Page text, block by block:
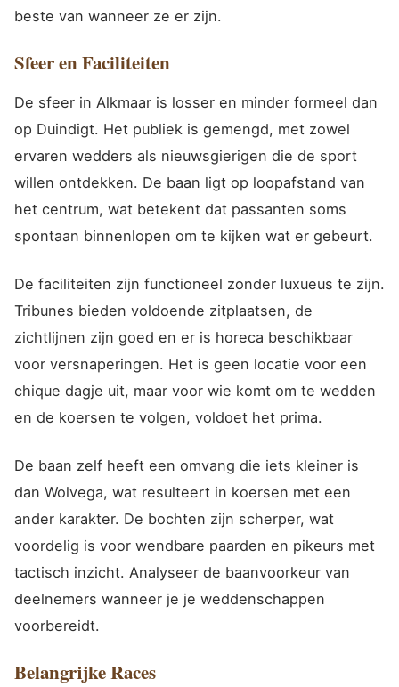
beste van wanneer ze er zijn.
Sfeer en Faciliteiten
De sfeer in Alkmaar is losser en minder formeel dan
op Duindigt. Het publiek is gemengd, met zowel
ervaren wedders als nieuwsgierigen die de sport
willen ontdekken. De baan ligt op loopafstand van
het centrum, wat betekent dat passanten soms
spontaan binnenlopen om te kijken wat er gebeurt.
De faciliteiten zijn functioneel zonder luxueus te zijn.
Tribunes bieden voldoende zitplaatsen, de
zichtlijnen zijn goed en er is horeca beschikbaar
voor versnaperingen. Het is geen locatie voor een
chique dagje uit, maar voor wie komt om te wedden
en de koersen te volgen, voldoet het prima.
De baan zelf heeft een omvang die iets kleiner is
dan Wolvega, wat resulteert in koersen met een
ander karakter. De bochten zijn scherper, wat
voordelig is voor wendbare paarden en pikeurs met
tactisch inzicht. Analyseer de baanvoorkeur van
deelnemers wanneer je je weddenschappen
voorbereidt.
Belangrijke Races